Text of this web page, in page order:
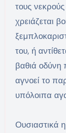
τους
χρειάζεται
του, ή
βαθιά οδύνη
αγνοεί το
υπόλοιπα
Ουσιαστικά